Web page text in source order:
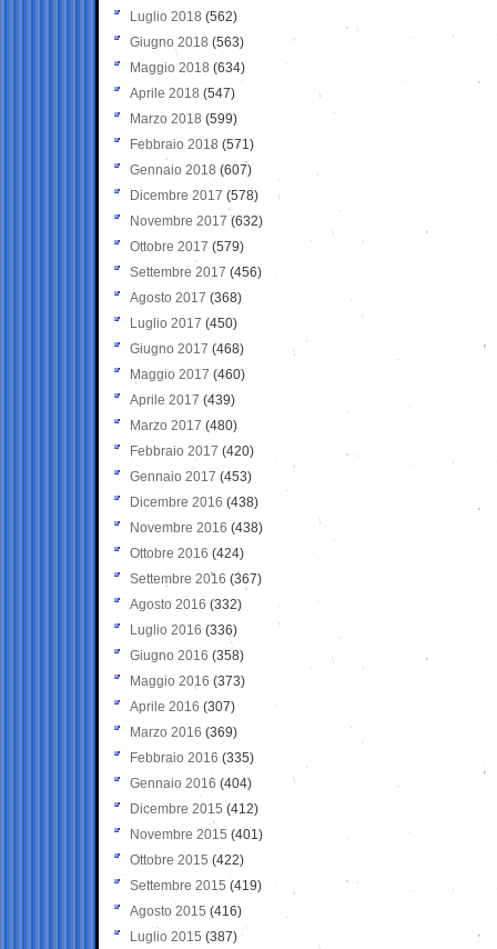
Luglio 2018 (562)
Giugno 2018 (563)
Maggio 2018 (634)
Aprile 2018 (547)
Marzo 2018 (599)
Febbraio 2018 (571)
Gennaio 2018 (607)
Dicembre 2017 (578)
Novembre 2017 (632)
Ottobre 2017 (579)
Settembre 2017 (456)
Agosto 2017 (368)
Luglio 2017 (450)
Giugno 2017 (468)
Maggio 2017 (460)
Aprile 2017 (439)
Marzo 2017 (480)
Febbraio 2017 (420)
Gennaio 2017 (453)
Dicembre 2016 (438)
Novembre 2016 (438)
Ottobre 2016 (424)
Settembre 2016 (367)
Agosto 2016 (332)
Luglio 2016 (336)
Giugno 2016 (358)
Maggio 2016 (373)
Aprile 2016 (307)
Marzo 2016 (369)
Febbraio 2016 (335)
Gennaio 2016 (404)
Dicembre 2015 (412)
Novembre 2015 (401)
Ottobre 2015 (422)
Settembre 2015 (419)
Agosto 2015 (416)
Luglio 2015 (387)